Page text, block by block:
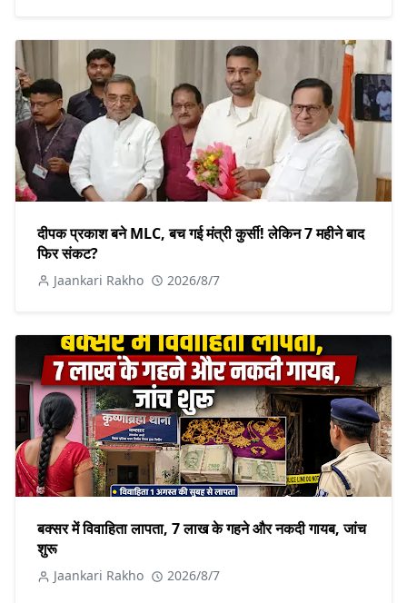
दीपक प्रकाश बने MLC, बच गई मंत्री कुर्सी! लेकिन 7 महीने बाद
फिर संकट?
Jaankari Rakho 2026/8/7
बक्सर में विवाहिता लापता, 7 लाख के गहने और नकदी गायब, जांच
शुरू
Jaankari Rakho 2026/8/7